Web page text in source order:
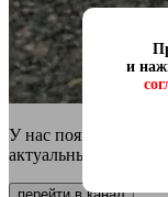
У нас появился
актуальные авто
и